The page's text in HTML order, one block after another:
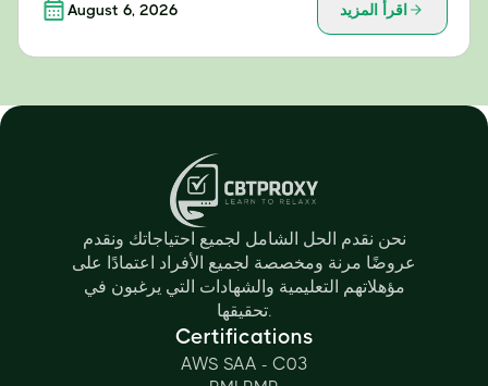
August 6, 2026 اقرأ المزيد
نحن نقدم الحل الشامل لجميع احتياجاتك ونقدم
عروضًا مرنة ومخصصة لجميع الأفراد اعتمادًا على
مؤهلاتهم التعليمية والشهادات التي يرغبون في
تحقيقها.
Certifications
AWS SAA - C03